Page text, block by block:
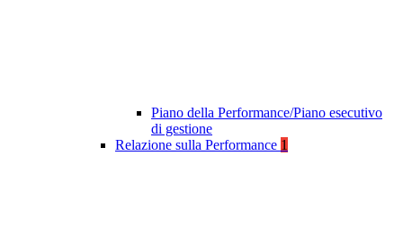
Piano della Performance/Piano esecutivo
di gestione
Relazione sulla Performance 1